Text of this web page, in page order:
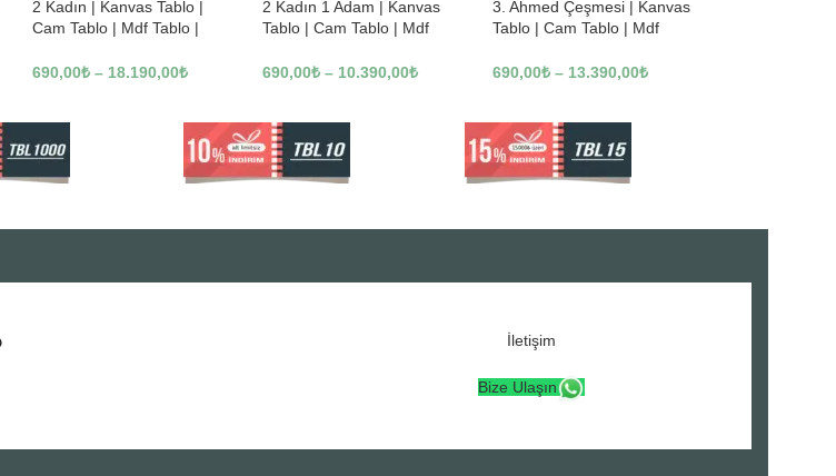
2 Kadın | Kanvas Tablo |
Cam Tablo | Mdf Tablo |
690,00₺ – 18.190,00₺
2 Kadın 1 Adam | Kanvas
Tablo | Cam Tablo | Mdf
690,00₺ – 10.390,00₺
3. Ahmed Çeşmesi | Kanvas
Tablo | Cam Tablo | Mdf
690,00₺ – 13.390,00₺
İletişim
Bize Ulaşın